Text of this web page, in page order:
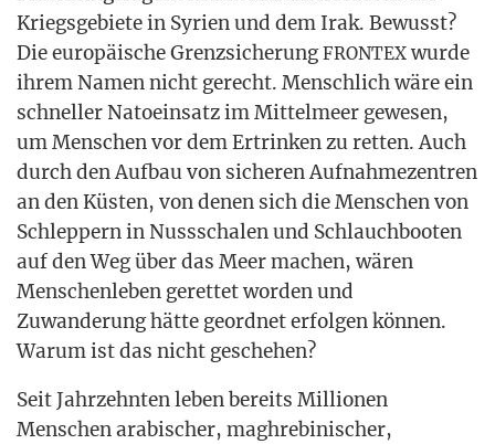
Kriegs­ge­bie­te in Syri­en und dem Irak. Bewusst?
Die euro­päi­sche Grenz­si­che­rungFRONTEXwur­de
ihrem Namen nicht gerecht. Mensch­lich wäre ein
schnel­ler Nato­ein­satz im Mit­tel­meer gewe­sen,
um Men­schen vor dem Ertrin­ken zu ret­ten. Auch
durch den Auf­bau von siche­ren Auf­nah­me­zen­tren
an den Küs­ten, von denen sich die Men­schen von
Schlep­pern in Nuss­scha­len und Schlauch­boo­ten
auf den Weg über das Meer machen, wären
Men­schen­le­ben geret­tet wor­den und
Zuwan­de­rung hät­te geord­net erfol­gen kön­nen.
War­um ist das nicht geschehen?
Seit Jahr­zehn­ten leben bereits Mil­lio­nen
Men­schen ara­bi­scher, maghre­bi­ni­scher,